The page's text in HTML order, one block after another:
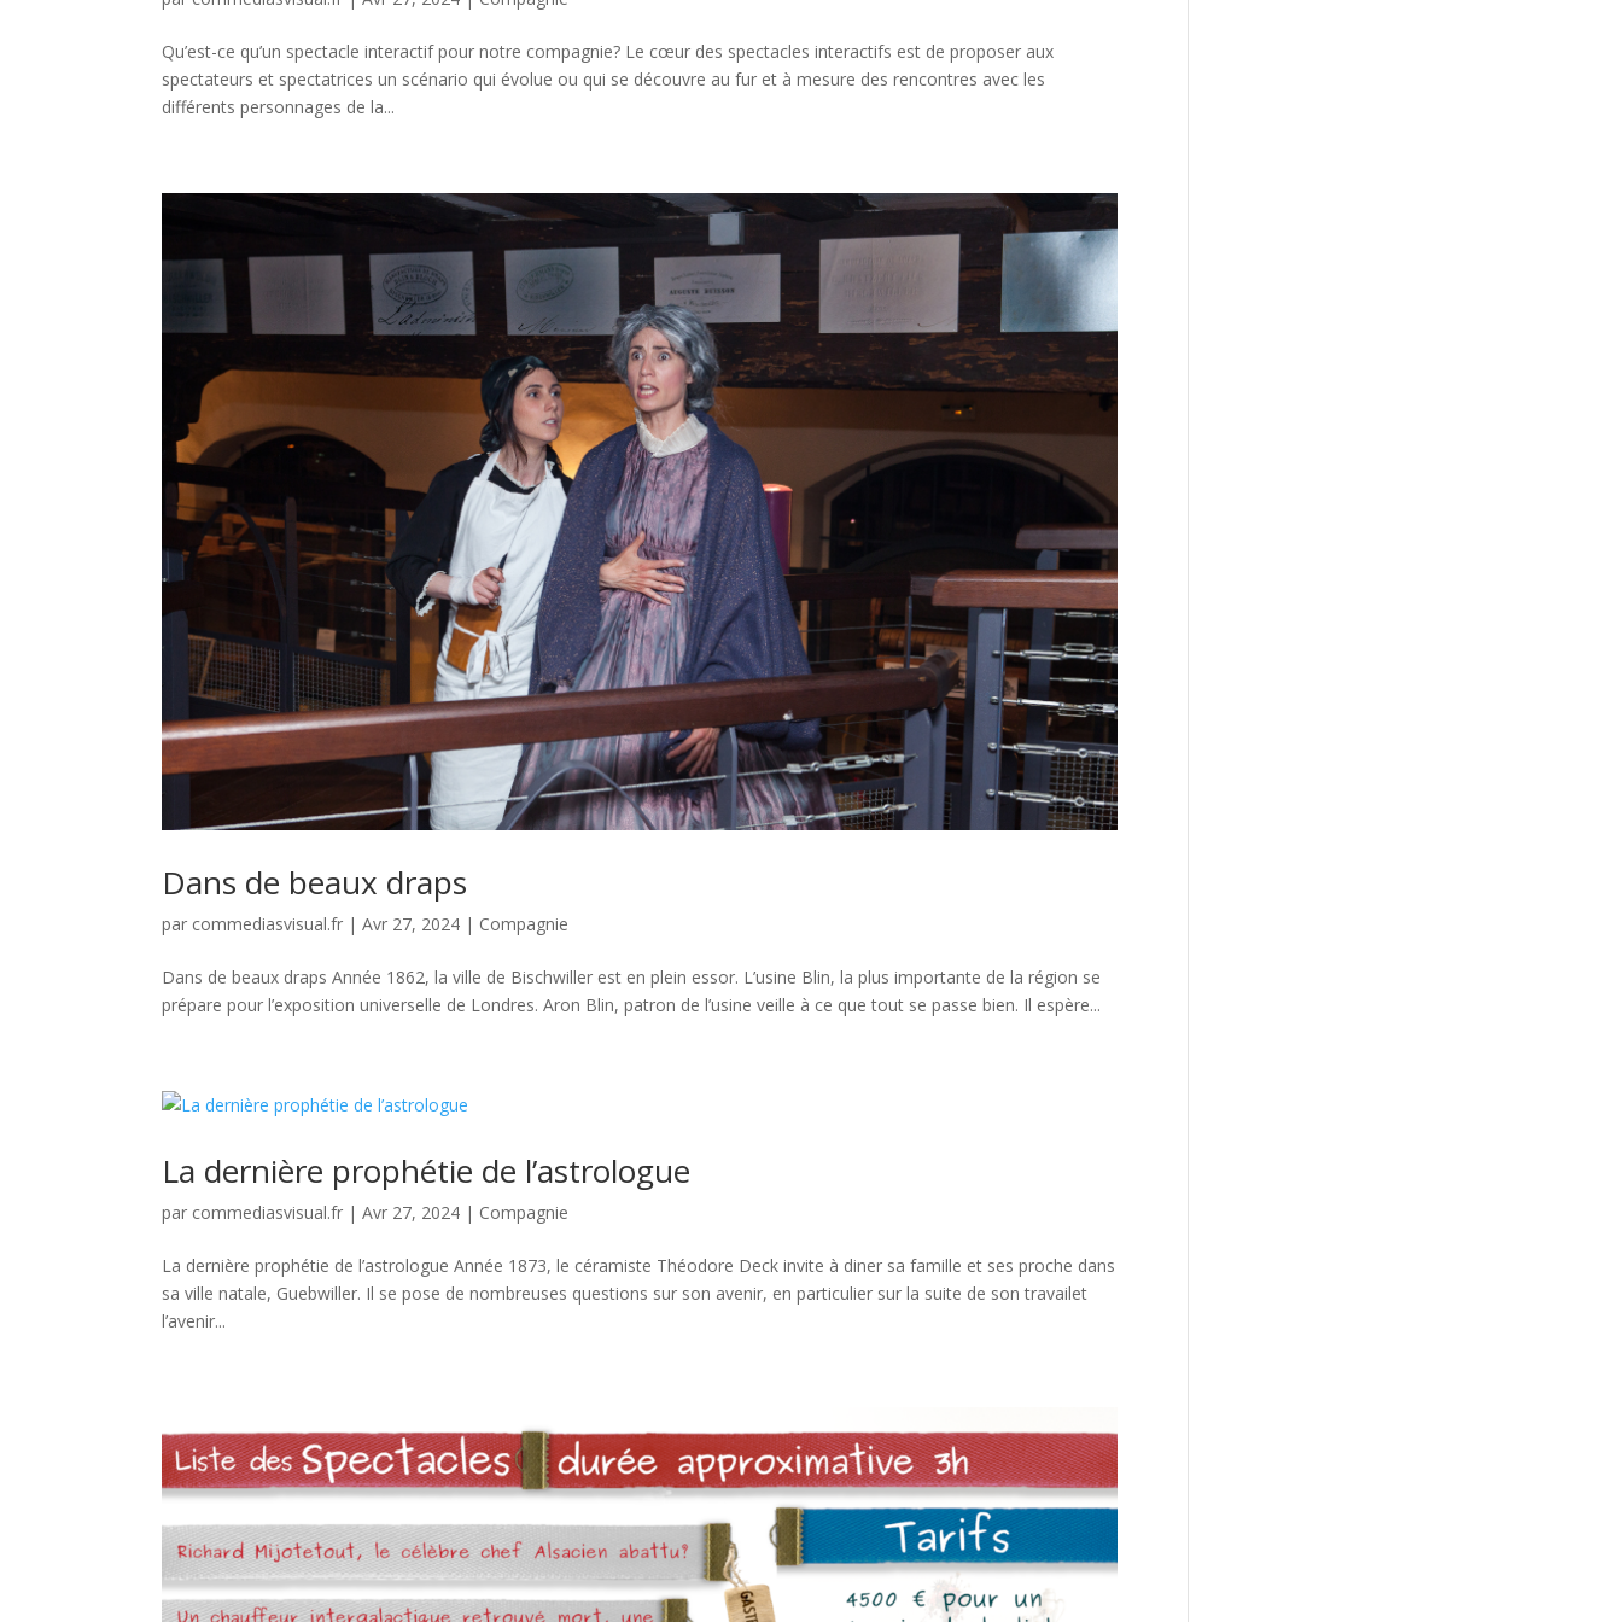
Qu’est-ce qu’un spectacle interactif pour notre compagnie? Le cœur des spectacles interactifs est de proposer aux
spectateurs et spectatrices un scénario qui évolue ou qui se découvre au fur et à mesure des rencontres avec les
différents personnages de la...
Dans de beaux draps
par commediasvisual.fr |Avr 27, 2024 | Compagnie
Dans de beaux draps Année 1862, la ville de Bischwiller est en plein essor. L’usine Blin, la plus importante de la région se
prépare pour l’exposition universelle de Londres. Aron Blin, patron de l’usine veille à ce que tout se passe bien. Il espère...
La dernière prophétie de l’astrologue
par commediasvisual.fr |Avr 27, 2024 | Compagnie
La dernière prophétie de l’astrologue Année 1873, le céramiste Théodore Deck invite à diner sa famille et ses proche dans
sa ville natale, Guebwiller. Il se pose de nombreuses questions sur son avenir, en particulier sur la suite de son travailet
l’avenir...